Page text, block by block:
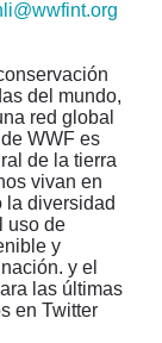
del mundo,
red global
WWF es
de la tierra
vivan en
la diversidad
uso de
y
y el
las últimas
en Twitter